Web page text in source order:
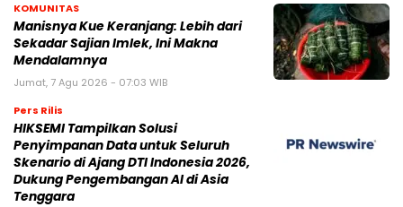
KOMUNITAS
Manisnya Kue Keranjang: Lebih dari
Sekadar Sajian Imlek, Ini Makna
Mendalamnya
Jumat, 7 Agu 2026 - 07:03 WIB
Pers Rilis
HIKSEMI Tampilkan Solusi
Penyimpanan Data untuk Seluruh
Skenario di Ajang DTI Indonesia 2026,
Dukung Pengembangan AI di Asia
Tenggara